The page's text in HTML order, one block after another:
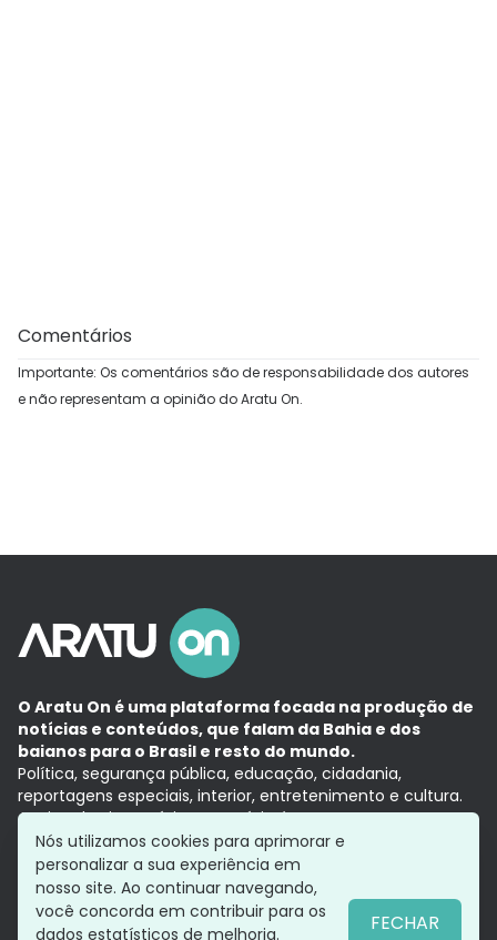
Comentários
Importante: Os comentários são de responsabilidade dos autores
e não representam a opinião do Aratu On.
O Aratu On é uma plataforma focada na produção de
notícias e conteúdos, que falam da Bahia e dos
baianos para o Brasil e resto do mundo.
Política, segurança pública, educação, cidadania,
reportagens especiais, interior, entretenimento e cultura.
Aqui, tudo vira notícia e a notícia é no tempo presente,
com a credibilidade do Grupo Aratu.
Grupo Aratu
Política de privacidade
Nós utilizamos cookies para aprimorar e
personalizar a sua experiência em
nosso site. Ao continuar navegando,
você concorda em contribuir para os
dados estatísticos de melhoria.
FECHAR